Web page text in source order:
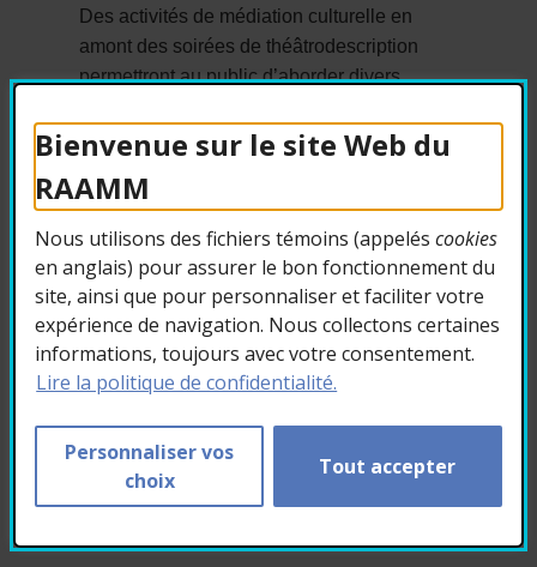
Bienvenue sur le site Web du
RAAMM
Nous utilisons des fichiers témoins (appeléscookies
en anglais) pour assurer le bon fonctionnement du
site, ainsi que pour personnaliser et faciliter votre
expérience de navigation. Nous collectons certaines
informations, toujours avec votre consentement.
Lire la politique de confidentialité.
Personnaliser vos
choix
Tout accepter
Des activités de médiation culturelle en
amont des soirées de théâtrodescription
permettront au public d’aborder divers
différents éléments scéniques (décors,
visiter le Théâtre.
Le Théâtre du Rideau Vert propose, pour
la saison 2022-2023, des soirées de
théâtrodescription, le mercredi de la
3e semaine de représentations (12
octobre, 8 février, 29 mars, et 24 mai).
Titre de la pièce pour le 12 octobre 2022 :
Le fils
Une pièce de Florian Zeller